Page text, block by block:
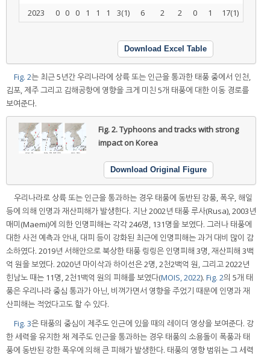
2023 0 0 0 1 1 1 3(1) 6 2 2 0 1 17(1)
Download Excel Table
Fig. 2는 최근 5년간 우리나라에 상륙 또는 인근을 통과한 태풍 중에서 인천,
김포, 제주 그리고 김해공항에 영향을 크게 미친 5개 태풍에 대한 이동 경로를
보여준다.
Fig. 2.Typhoons and tracks with strong
impact on Korea
Download Original Figure
우리나라로 상륙 또는 인근을 통과하는 경우 태풍에 동반된 강풍, 폭우, 해일
등에 의해 인명과 재산피해가 발생한다. 지난 2002년 태풍 루사(Rusa), 2003년
매미(Maemi)에 의한 인명피해는 각각 246명, 131명을 보였다. 그러나 태풍에
대한 사전 예측과 안내, 대피 등이 강화된 최근에 인명피해는 과거 대비 많이 감
소하였다. 2019년 서해안으로 북상한 태풍 링링은 인명피해 3명, 재산피해 3백
억 원을 보였다. 2020년 마이삭과 하이선은 2명, 2천2백억 원, 그리고 2022년
힌남노 때는 11명, 2천1백억 원의 피해를 보였다(MOIS, 2022). Fig. 2의 5개 태
풍은 우리나라 중심 통과가 아닌, 비껴가면서 영향을 주었기 때문에 인명과 재
산피해는 적었다고도 할 수 있다.
Fig. 3은 태풍의 중심이 제주도 인근에 있을 때의 레이더 영상을 보여준다. 강
한 세력을 유지한 채 제주도 인근을 통과하는 경우 태풍의 소용돌이 폭풍과 태
풍에 동반된 강한 폭우에 의해 큰 피해가 발생한다. 태풍의 영향 범위는 그 세력